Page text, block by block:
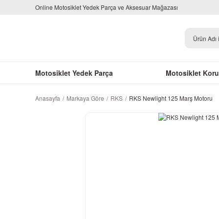
Online Motosiklet Yedek Parça ve Aksesuar Mağazası
Motosiklet Yedek Parça Motosiklet
Anasayfa Markaya Göre RKS RKS Newlight 125 Marş Motoru